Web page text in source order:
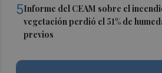
5Informe del CEAM sobre el
vegetación perdió el 51% de
previos